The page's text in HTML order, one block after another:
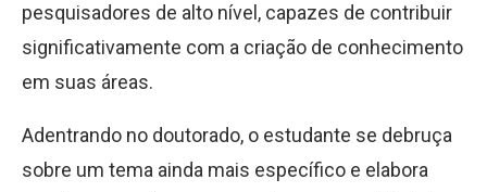
pesquisadores de alto nível, capazes de contribuir
significativamente com a criação de conhecimento
em suas áreas.
Adentrando no doutorado, o estudante se debruça
sobre um tema ainda mais específico e elabora